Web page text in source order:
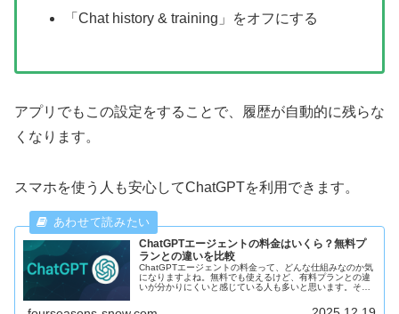
「Chat history & training」をオフにする
アプリでもこの設定をすることで、履歴が自動的に残らな
くなります。
スマホを使う人も安心してChatGPTを利用できます。
ChatGPTエージェントの料金はいくら？無料プ
ランとの違いを比較
ChatGPTエージェントの料金って、どんな仕組みなのか気
になりますよね。無料でも使えるけど、有料プランとの違
いが分かりにくいと感じている人も多いと思います。そこ